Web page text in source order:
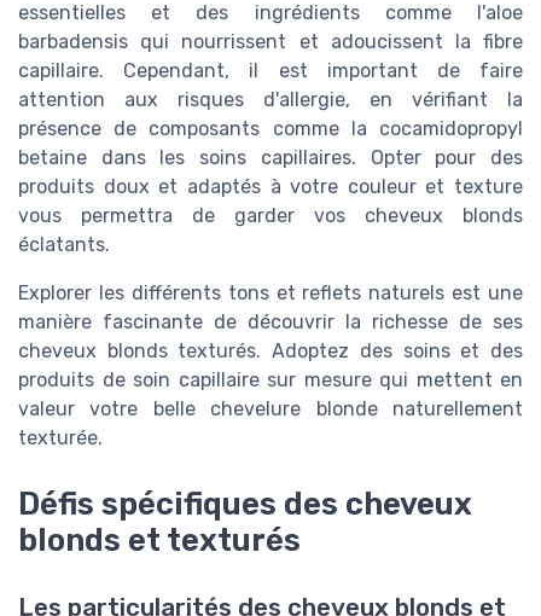
essentielles et des ingrédients comme l'aloe
barbadensis qui nourrissent et adoucissent la fibre
capillaire. Cependant, il est important de faire
attention aux risques d'allergie, en vérifiant la
présence de composants comme la cocamidopropyl
betaine dans les soins capillaires. Opter pour des
produits doux et adaptés à votre couleur et texture
vous permettra de garder vos cheveux blonds
éclatants.
Explorer les différents tons et reflets naturels est une
manière fascinante de découvrir la richesse de ses
cheveux blonds texturés. Adoptez des soins et des
produits de soin capillaire sur mesure qui mettent en
valeur votre belle chevelure blonde naturellement
texturée.
Défis spécifiques des cheveux
blonds et texturés
Les particularités des cheveux blonds et